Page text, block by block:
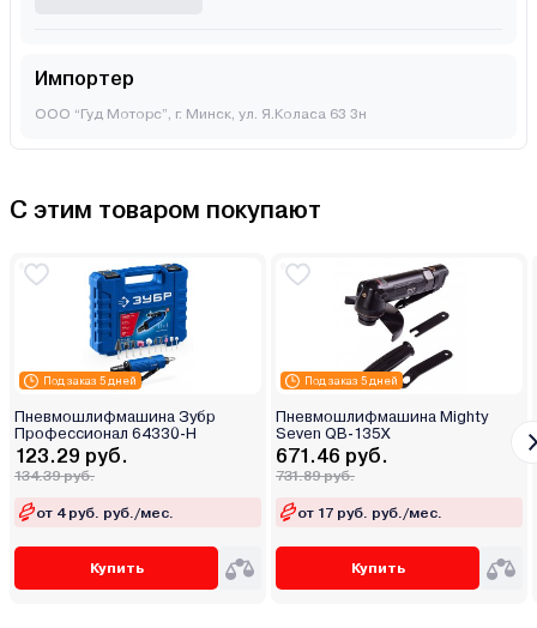
Импортер
ООО “Гуд Моторс”, г. Минск, ул. Я.Коласа 63 3н
С этим товаром покупают
Под заказ 5 дней
Пневмошлифмашина Зубр
Профессионал 64330-H
123.29 руб.
134.39 руб.
от 4 руб. руб./мес.
Купить
Под заказ 5 дней
Пневмошлифмашина Mighty
Seven QB-135X
671.46 руб.
731.89 руб.
от 17 руб. руб./мес.
Купить